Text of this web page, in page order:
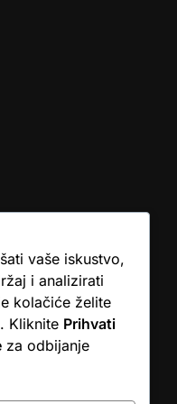
i njihova briga da
shopova nitko vas ne
vaše iskustvo,
i analizirati
kolačiće želite
. Kliknite Prihvati
za odbijanje